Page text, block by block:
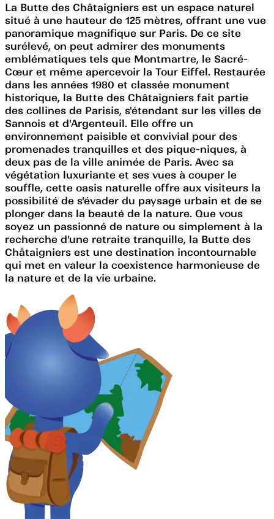
La Butte des Châtaigniers est un espace naturel
situé à une hauteur de 125 mètres, offrant une vue
panoramique magnifique sur Paris. De ce site
surélevé, on peut admirer des monuments
emblématiques tels que Montmartre, le Sacré-
Cœur et même apercevoir la Tour Eiffel. Restaurée
dans les années 1980 et classée monument
historique, la Butte des Châtaigniers fait partie
des collines de Parisis, s'étendant sur les villes de
Sannois et d'Argenteuil. Elle offre un
environnement paisible et convivial pour des
promenades tranquilles et des pique-niques, à
deux pas de la ville animée de Paris. Avec sa
végétation luxuriante et ses vues à couper le
souffle, cette oasis naturelle offre aux visiteurs la
possibilité de s'évader du paysage urbain et de se
plonger dans la beauté de la nature. Que vous
soyez un passionné de nature ou simplement à la
recherche d'une retraite tranquille, la Butte des
Châtaigniers est une destination incontournable
qui met en valeur la coexistence harmonieuse de
la nature et de la vie urbaine.